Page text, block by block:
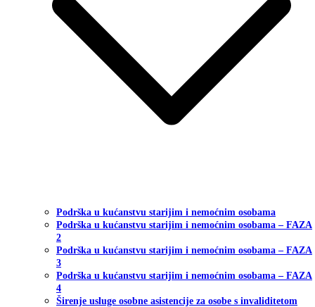
Podrška u kućanstvu starijim i nemoćnim osobama
Podrška u kućanstvu starijim i nemoćnim osobama – FAZA
2
Podrška u kućanstvu starijim i nemoćnim osobama – FAZA
3
Podrška u kućanstvu starijim i nemoćnim osobama – FAZA
4
Širenje usluge osobne asistencije za osobe s invaliditetom